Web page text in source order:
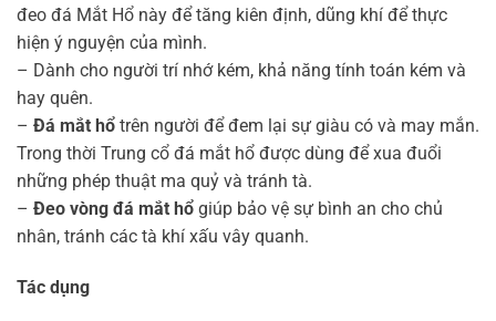
đeo đá Mắt Hổ này để tăng kiên định, dũng khí để thực
hiện ý nguyện của mình.
– Dành cho người trí nhớ kém, khả năng tính toán kém và
hay quên.
– Đá mắt hổ trên người để đem lại sự giàu có và may mắn.
Trong thời Trung cổ đá mắt hổ được dùng để xua đuổi
những phép thuật ma quỷ và tránh tà.
– Đeo vòng đá mắt hổ giúp bảo vệ sự bình an cho chủ
nhân, tránh các tà khí xấu vây quanh.
Tác dụng